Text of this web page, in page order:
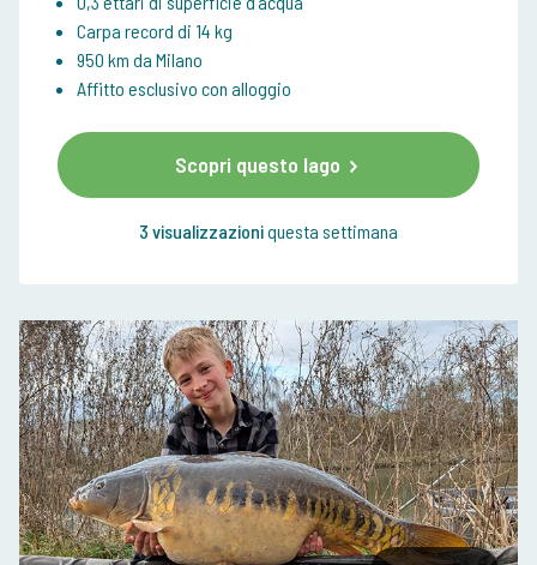
Carpa record di 14 kg
950 km da Milano
Affitto esclusivo con alloggio
Scopri questo lago
3 visualizzazioniquesta settimana